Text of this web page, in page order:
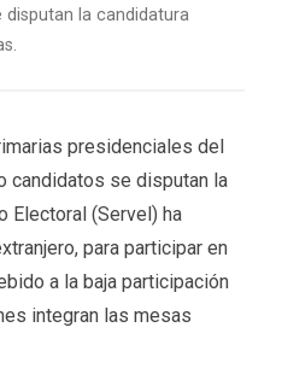
disputan la candidatura
presidenciales del
candidatos se disputan la
Electoral (Servel) ha
para participar en
a la baja participación
integran las mesas